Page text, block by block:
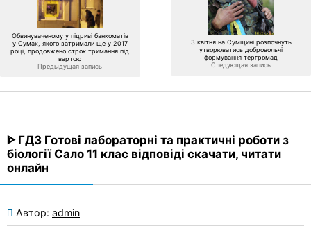
Обвинуваченому у підриві банкоматів
у Сумах, якого затримали ще у 2017
році, продовжено строк тримання під
вартою
Предыдущая запись
З квітня на Сумщині розпочнуть
утворюватись добровольчі
формування тергромад
Следующая запись
ᐈ ГДЗ Готові лабораторні та практичні роботи з
біології Сало 11 клас відповіді скачати, читати
онлайн
Автор: admin